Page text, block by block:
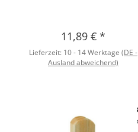
11,89 €*
Lieferzeit: 10 - 14 Werktage(DE -
Ausland abweichend)